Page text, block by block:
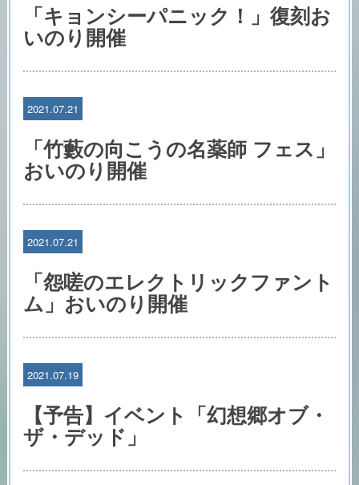
「キョンシーパニック！」復刻お
いのり開催
2021.07.21
「竹藪の向こうの名薬師 フェス」
おいのり開催
2021.07.21
「怨嗟のエレクトリックファント
ム」おいのり開催
2021.07.19
【予告】イベント「幻想郷オブ・
ザ・デッド」